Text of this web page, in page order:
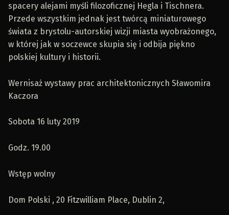
spacery alejami myśli filozoficznej Hegla i Tischnera.
Przede wszystkim jednak jest twórcą miniaturowego
świata z brystolu-autorskiej wizji miasta wyobrażonego,
w której jak w soczewce skupia się i odbija piękno
polskiej kultury i historii.
Wernisaż wystawy prac architektonicznych Sławomira
Kaczora
Sobota 16 luty 2019
Godz. 19.00
Wstęp wolny
Dom Polski , 20 Fitzwilliam Place, Dublin 2,